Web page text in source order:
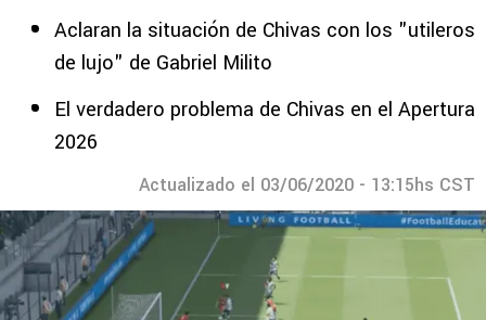
Aclaran la situación de Chivas con los "utileros
de lujo" de Gabriel Milito
El verdadero problema de Chivas en el Apertura
2026
Actualizado el 03/06/2020 - 13:15hs CST